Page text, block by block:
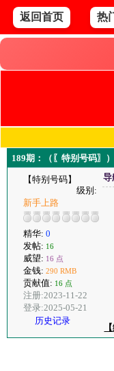
返回首页 热
189期：（〖特别号码〗
【特别号码】
级别:
新手上路
精华: 0
发帖: 16
威望: 16 点
金钱: 290 RMB
贡献值: 16 点
注册:2023-11-22
登录:2025-05-21
历史记录
导